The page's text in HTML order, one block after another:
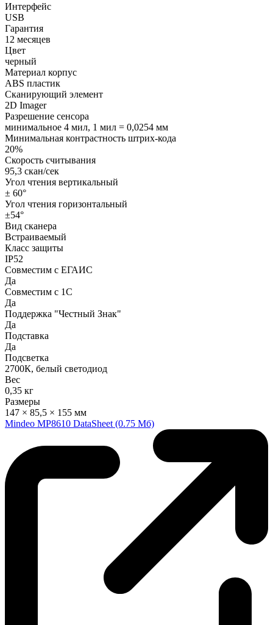
Интерфейс
USB
Гарантия
12 месяцев
Цвет
черный
Материал корпус
ABS пластик
Сканирующий элемент
2D Imager
Разрешение сенсора
минимальное 4 мил, 1 мил = 0,0254 мм
Минимальная контрастность штрих-кода
20%
Скорость считывания
95,3 скан/сек
Угол чтения вертикальный
± 60°
Угол чтения горизонтальный
±54°
Вид сканера
Встраиваемый
Класс защиты
IP52
Совместим с ЕГАИС
Да
Совместим с 1С
Да
Поддержка "Честный Знак"
Да
Подставка
Да
Подсветка
2700К, белый светодиод
Вес
0,35 кг
Размеры
147 × 85,5 × 155 мм
Mindeo MP8610 DataSheet (0.75 Мб)